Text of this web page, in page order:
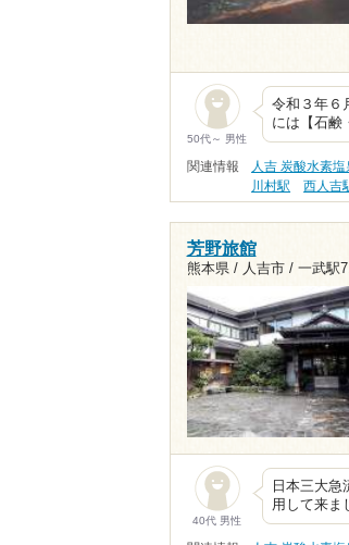
50代～ 男性
令和３年６
には【石鹸
関連情報 人吉 炭酸水素塩
川村駅
西人吉
芳野旅館
熊本県 / 人吉市 / 一武駅
40代 男性
日本三大急
用して来ま